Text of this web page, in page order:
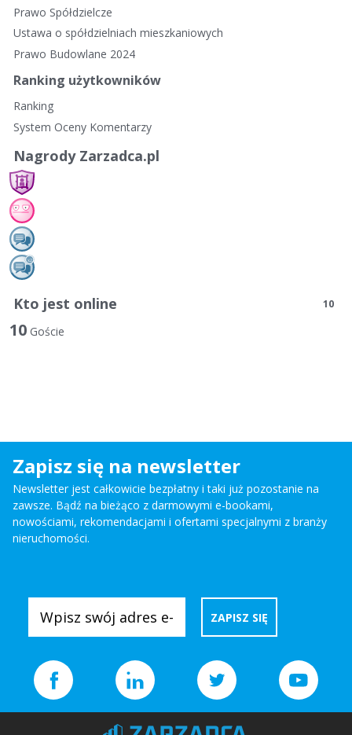
Prawo Spółdzielcze
Ustawa o spółdzielniach mieszkaniowych
Prawo Budowlane 2024
Ranking użytkowników
Ranking
System Oceny Komentarzy
Nagrody Zarzadca.pl
Kto jest online 10
10 Goście
Zapisz się na newsletter
Newsletter jest całkowicie bezpłatny i taki już pozostanie na
zawsze. Bądź na bieżąco z darmowymi e-bookami,
nowościami, rekomendacjami i ofertami specjalnymi z branży
nieruchomości.